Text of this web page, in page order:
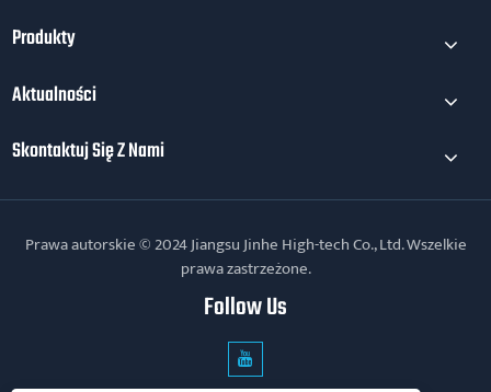
Produkty
Aktualności
Skontaktuj Się Z Nami
Prawa autorskie © 2024 Jiangsu Jinhe High-tech Co., Ltd. Wszelkie
prawa zastrzeżone.
Follow Us